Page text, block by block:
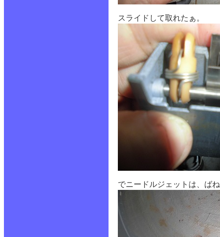
スライドして取れたぁ。
でニードルジェットは、ば